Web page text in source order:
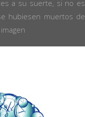
a su suerte, si no es
hubiesen muertos de